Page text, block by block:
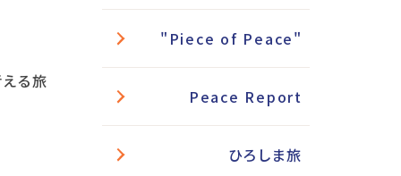
る旅
"Piece of Peace"
Peace Report
ひろしま旅